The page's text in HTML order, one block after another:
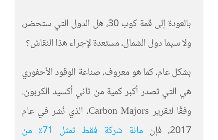
بالعودة إلى قمة كوب 30، هل الدول التي ستحضر،
ولا سيما دول الشمال، مستعدة لإجراء هذا النقاش؟
بشكل عام، كما هو معروف، صناعة الوقود الأحفوري
هي التي تصدر أكبر كمية من ثاني أكسيد الكربون.
وفقًا لتقرير Carbon Majors، الذي نُشر في عام
2017، فإن
مائة شركة فقط تمثل 71٪ من